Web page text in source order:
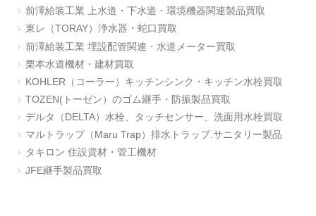
前澤給装工業 上水道・下水道・環境機器関連製品買取
東レ（TORAY）浄水器・蛇口買取
前澤給装工業 埋設配管関連・水道メーター買取
栗本水道機材・建材買取
KOHLER（コーラー）キッチンシンク・キッチン水栓買取
TOZEN(トーゼン）のゴム継手・防振製品買取
デルタ（DELTA）水栓、タッチセンサー、洗面用水栓買取
マルトラップ（Maru Trap）排水トラップ.サニタリー製品
タキロン 住設資材・管工機材
JFE継手製品買取